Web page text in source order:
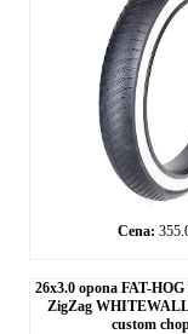
Cena:
26x3.0 opona FAT-
ZigZag WHITEWALL
custom